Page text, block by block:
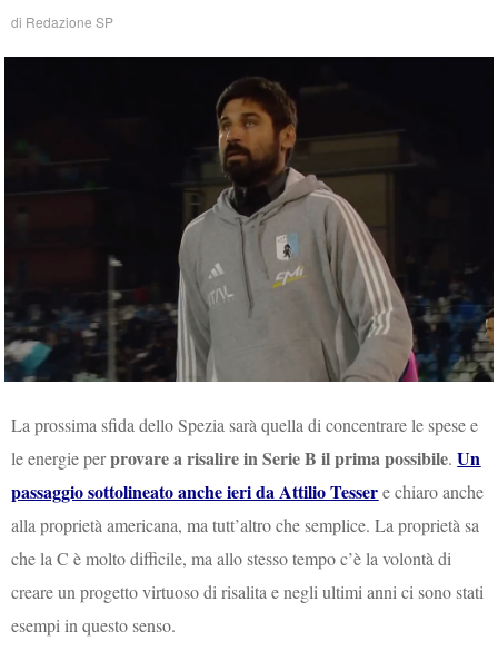
di Redazione SP
La prossima sfida dello Spezia sarà quella di concentrare le spese e
le energie perprovare a risalire in Serie B il prima possibile.Un
passaggio sottolineato anche ieri da Attilio Tessere chiaro anche
alla proprietà americana, ma tutt’altro che semplice. La proprietà sa
che la C è molto difficile, ma allo stesso tempo c’è la volontà di
creare un progetto virtuoso di risalita e negli ultimi anni ci sono stati
esempi in questo senso.